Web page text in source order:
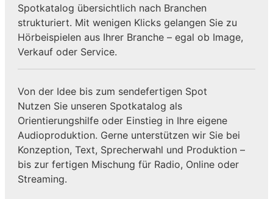
Spotkatalog übersichtlich nach Branchen
strukturiert. Mit wenigen Klicks gelangen Sie zu
Hörbeispielen aus Ihrer Branche – egal ob Image,
Verkauf oder Service.
Von der Idee bis zum sendefertigen Spot
Nutzen Sie unseren Spotkatalog als
Orientierungshilfe oder Einstieg in Ihre eigene
Audioproduktion. Gerne unterstützen wir Sie bei
Konzeption, Text, Sprecherwahl und Produktion –
bis zur fertigen Mischung für Radio, Online oder
Streaming.